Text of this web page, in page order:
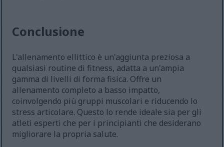
Conclusione
L'allenamento ellittico è un'aggiunta preziosa a
qualsiasi routine di fitness, adatta a un'ampia
gamma di livelli di forma fisica. Offre un
allenamento completo a basso impatto,
coinvolgendo più gruppi muscolari e riducendo lo
stress articolare. Questo lo rende ideale sia per gli
atleti esperti che per i principianti che desiderano
migliorare la propria salute.